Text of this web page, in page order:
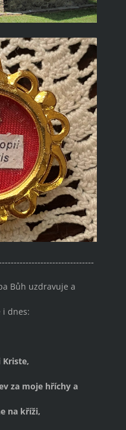
Bůh uzdravuje a
i dnes:
Kriste,
za moje hříchy a
na kříži,